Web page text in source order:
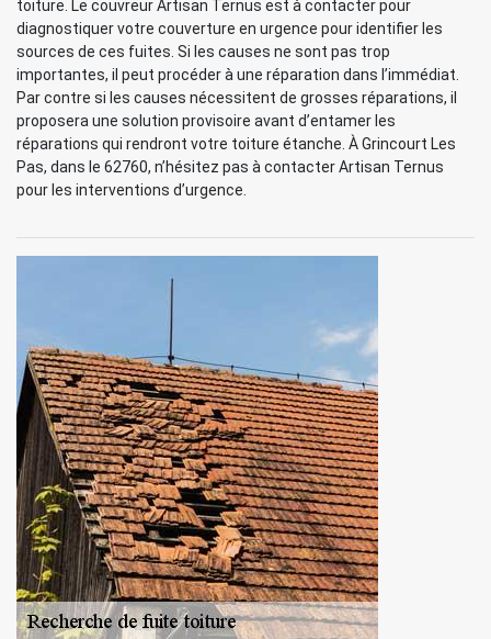
toiture. Le couvreur Artisan Ternus est à contacter pour
diagnostiquer votre couverture en urgence pour identifier les
sources de ces fuites. Si les causes ne sont pas trop
importantes, il peut procéder à une réparation dans l’immédiat.
Par contre si les causes nécessitent de grosses réparations, il
proposera une solution provisoire avant d’entamer les
réparations qui rendront votre toiture étanche. À Grincourt Les
Pas, dans le 62760, n’hésitez pas à contacter Artisan Ternus
pour les interventions d’urgence.